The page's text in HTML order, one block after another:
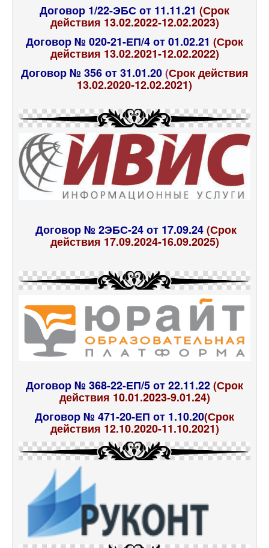
Договор 1/22-ЭБС от 11.11.21 (Срок
действия 13.02.2022-12.02.2023)
Договор № 020-21-ЕП/4 от 01.02.21 (Срок
действия 13.02.2021-12.02.2022)
Договор № 356 от 31.01.20(Срок действия
13.02.2020-12.02.2021)
Договор № 2ЭБС-24 от 17.09.24(Срок
действия 17.09.2024-16.09.2025)
Договор № 368-22-ЕП/5 от 22.11.22(Срок
действия 10.01.2023-9.01.24)
Договор № 471-20-ЕП от 1.10.20(Срок
действия 12.10.2020-11.10.2021)